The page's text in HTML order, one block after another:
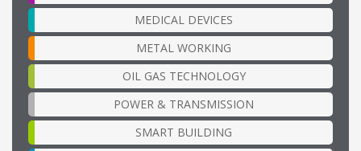
MEDICAL DEVICES
METAL WORKING
OIL GAS TECHNOLOGY
POWER & TRANSMISSION
SMART BUILDING